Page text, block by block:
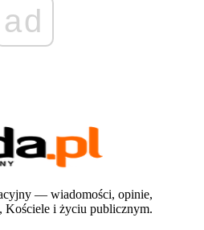
ad
— wiadomości, opinie,
Kościele i życiu publicznym.